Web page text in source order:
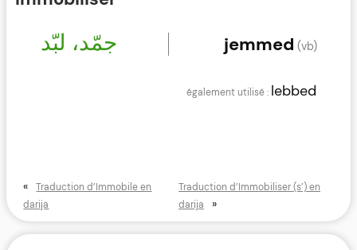
جمّد، لبّد jemmed (vb)
lebbed
«
Traduction d’Immobile en
darija
Traduction d’Immobiliser (s’) en
darija
»